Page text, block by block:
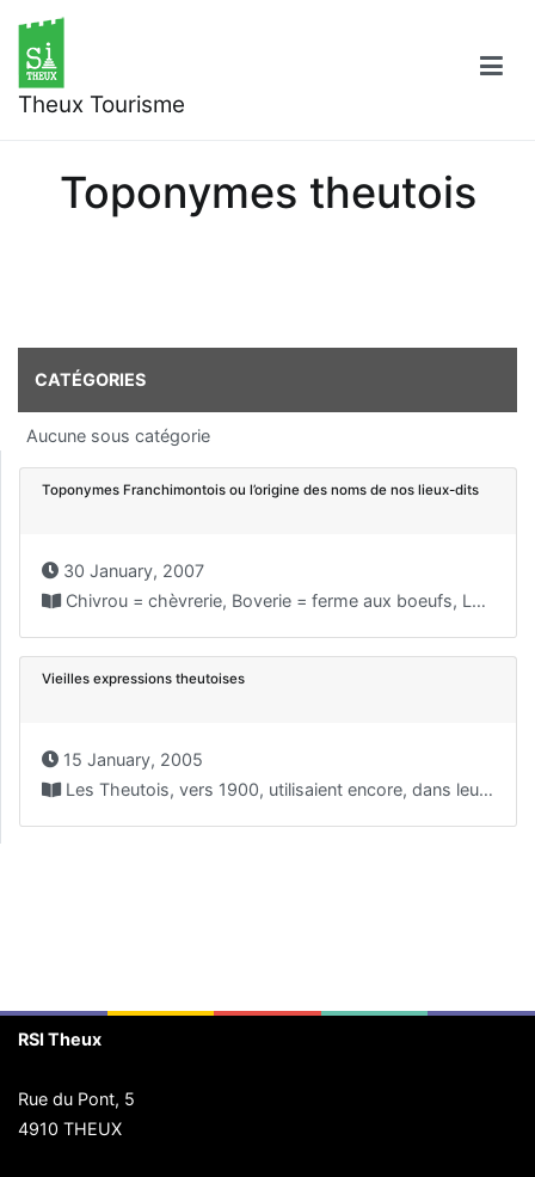
contenu
Theux Tourisme
Toponymes theutois
CATÉGORIES
Aucune sous catégorie
Toponymes Franchimontois ou l’origine des noms de nos lieux-dits
30 January, 2007
Chivrou = chèvrerie, Boverie = ferme aux boeufs, Louveigné...
Vieilles expressions theutoises
15 January, 2005
Les Theutois, vers 1900, utilisaient encore, dans leurs discussions...
RSI Theux
Rue du Pont, 5
4910 THEUX